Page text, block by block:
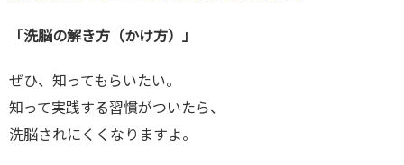
「洗脳の解き方（かけ方）」
ぜひ、知ってもらいたい。
知って実践する習慣がついたら、
洗脳されにくくなりますよ。